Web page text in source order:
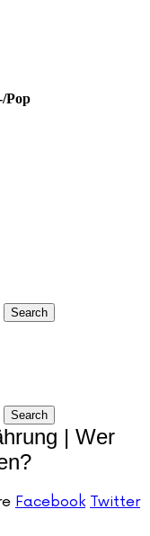
Pop
| Wer
Facebook Twitter